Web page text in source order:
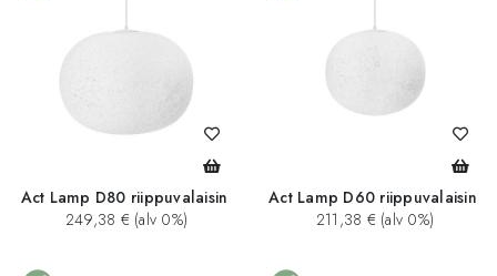
Act Lamp D80 riippuvalaisin
249,38 € (alv 0%)
Act Lamp D60 riippuvalaisin
211,38 € (alv 0%)